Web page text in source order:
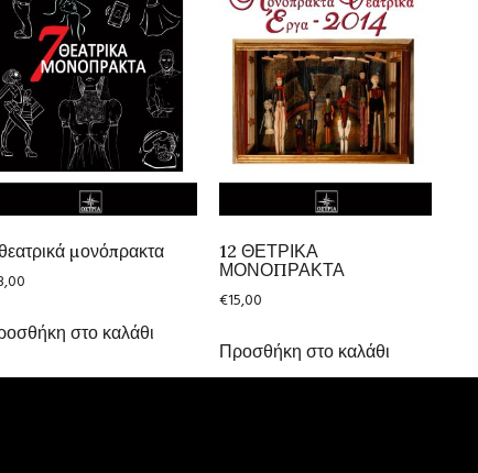
μονόπρακτα
στο καλάθι
12 ΘΕΤΡΙΚΑ
ΜΟΝΟΠΡΑΚΤΑ
€15,00
Προσθήκη στο καλάθι